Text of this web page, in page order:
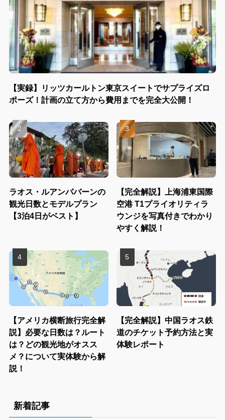
【実録】リッツカールトン東京スイートでサプライズロ
ポーズ！計画の立て方から費用までを完全大公開！
ラオス・ルアンパバーンの
観光日数とモデルプラン
【3泊4日がベスト】
【完全解説】上海浦東国際
空港 T1プライオリティラ
ウンジを写真付きでわかり
やすく解説！
【アメリカ横断旅行完全解
説】必要な日数は？ルート
は？どの観光地がオスス
メ？について実体験から解
説！
【完全解説】中国ラオス鉄
道のチケット予約方法と実
体験レポート
新着記事